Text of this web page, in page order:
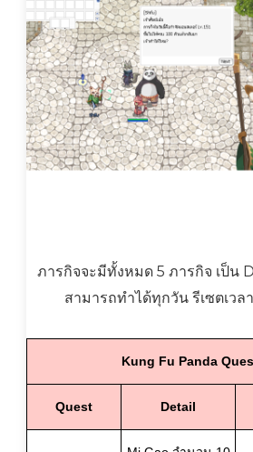
ภารกิจจะมีทั้งหมด 5 ภารกิจ เป็น
สามารถทำได้ทุกวัน รีเซตเวล
Kung Fu Panda
Quest Detail